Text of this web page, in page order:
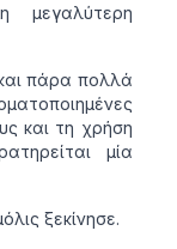
μεγαλύτερη
πάρα πολλά
και τη χρήση
μία
ξεκίνησε.